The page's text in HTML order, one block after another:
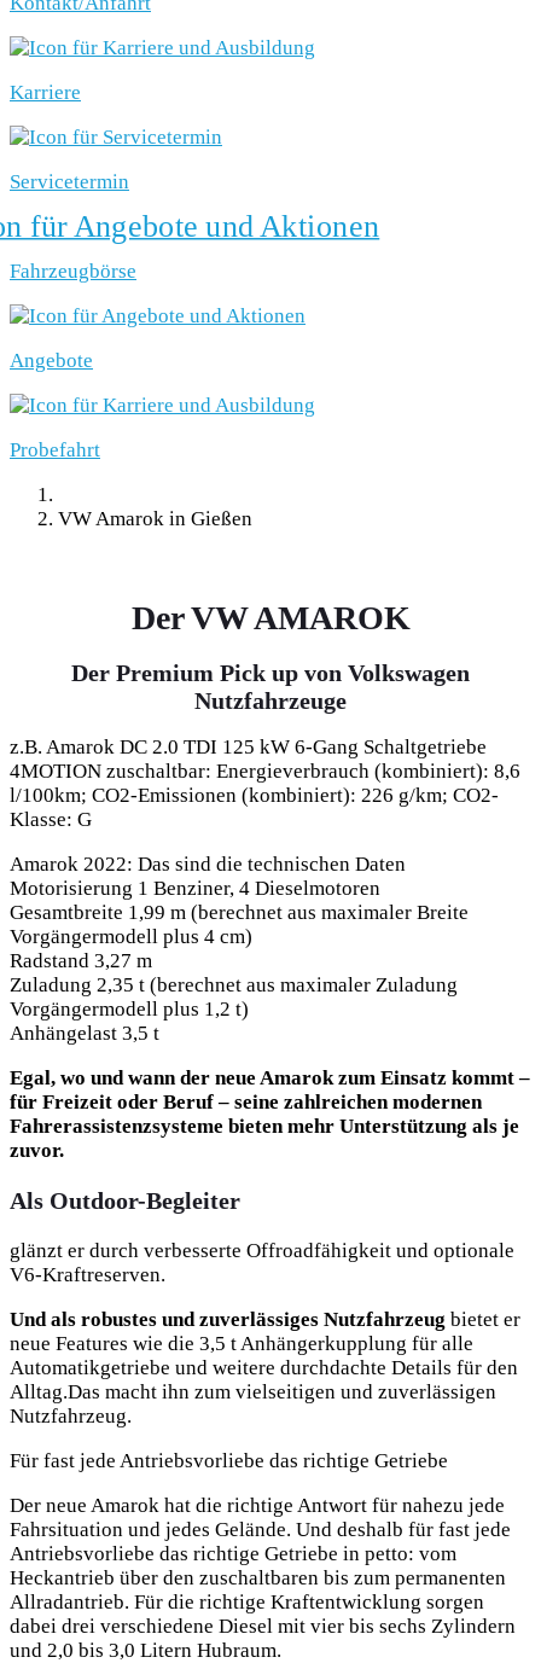
Karriere
Servicetermin
Fahrzeugbörse
Angebote
Probefahrt
VW Amarok in Gießen
Der VW AMAROK
Der Premium Pick up von Volkswagen
Nutzfahrzeuge
z.B. Amarok DC 2.0 TDI 125 kW 6-Gang Schaltgetriebe
4MOTION zuschaltbar: Energieverbrauch (kombiniert): 8,6
l/100km; CO2-Emissionen (kombiniert): 226 g/km; CO2-
Klasse: G
Amarok 2022: Das sind die technischen Daten
Motorisierung 1 Benziner, 4 Dieselmotoren
Gesamtbreite 1,99 m (berechnet aus maximaler Breite
Vorgängermodell plus 4 cm)
Radstand 3,27 m
Zuladung 2,35 t (berechnet aus maximaler Zuladung
Vorgängermodell plus 1,2 t)
Anhängelast 3,5 t
Egal, wo und wann der neue Amarok zum Einsatz kommt –
für Freizeit oder Beruf – seine zahlreichen modernen
Fahrerassistenzsysteme bieten mehr Unterstützung als je
zuvor.
Als Outdoor-Begleiter
glänzt er durch verbesserte Offroadfähigkeit und optionale
V6-Kraftreserven.
Und als robustes und zuverlässiges Nutzfahrzeug bietet er
neue Features wie die 3,5 t Anhängerkupplung für alle
Automatikgetriebe und weitere durchdachte Details für den
Alltag.Das macht ihn zum vielseitigen und zuverlässigen
Nutzfahrzeug.
Für fast jede Antriebsvorliebe das richtige Getriebe
Der neue Amarok hat die richtige Antwort für nahezu jede
Fahrsituation und jedes Gelände. Und deshalb für fast jede
Antriebsvorliebe das richtige Getriebe in petto: vom
Heckantrieb über den zuschaltbaren bis zum permanenten
Allradantrieb. Für die richtige Kraftentwicklung sorgen
dabei drei verschiedene Diesel mit vier bis sechs Zylindern
und 2,0 bis 3,0 Litern Hubraum.